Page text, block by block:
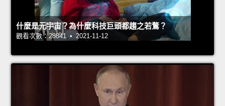
什麼是元宇宙？為什麼科技巨頭都趨之若鶩？
觀看次數：28841 • 2021-11-12